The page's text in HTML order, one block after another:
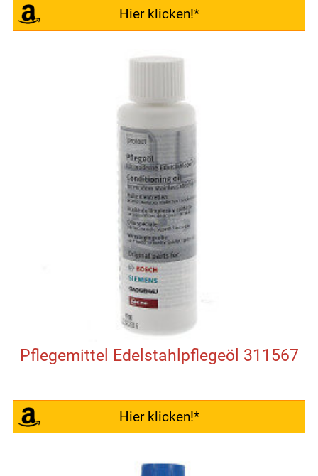
Hier klicken!*
Pflegemittel Edelstahlpflegeöl 311567
Hier klicken!*